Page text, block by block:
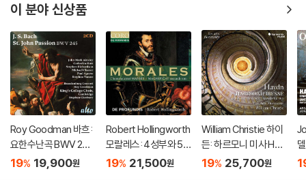
이 분야 신상품
Roy Goodman 바흐:
요한수난곡 BWV 245
(Bach: St. John Pass
19% 19,900원
Robert Hollingworth
모랄레스: 4성부와 5
성부 미사 ‘무장한 사
19% 21,500원
William Christie 하이
든: 하르모니 미사 Ho
b. XXII:14 (Haydn: Ha
19% 25,700원